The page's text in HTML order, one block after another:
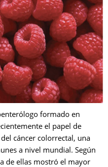
formado en
el papel de
cáncer colorrectal, una
a nivel mundial. Según
de ellas mostró el mayor